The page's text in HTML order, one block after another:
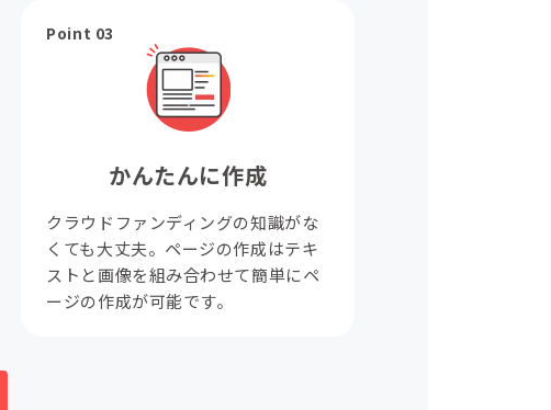
Point 03
かんたんに作成
クラウドファンディングの知識がな
くても大丈夫。ページの作成はテキ
ストと画像を組み合わせて簡単にペ
ージの作成が可能です。